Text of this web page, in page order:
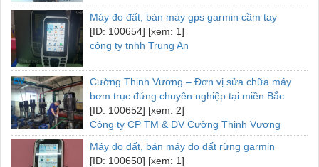
Máy đo đất, bán máy gps garmin cầm tay
[ID: 100654] [xem: 1]
công ty tnhh Trung An
Cường Thịnh Vương – Đơn vị sửa chữa máy
bơm trục đứng chuyên nghiệp tại miền Bắc
[ID: 100652] [xem: 2]
Công ty CP TM & DV Cường Thịnh Vương
Máy đo đất, bán máy đo đất rừng garmin
[ID: 100650] [xem: 1]